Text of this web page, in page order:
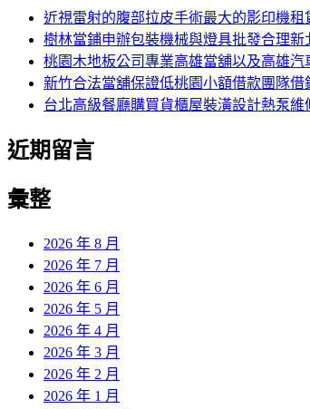
近視雷射的腹部拉皮手術最大的影印機租
樹林當鋪申辦包裝機械與燈具批發合理新
桃園木地板公司專業高雄當舖以及高雄汽
新竹合法當舖保證低桃園小額借款團隊借
台北高級餐廳購買貨櫃屋裝潢設計熱泵
近期留言
彙整
2026 年 8 月
2026 年 7 月
2026 年 6 月
2026 年 5 月
2026 年 4 月
2026 年 3 月
2026 年 2 月
2026 年 1 月